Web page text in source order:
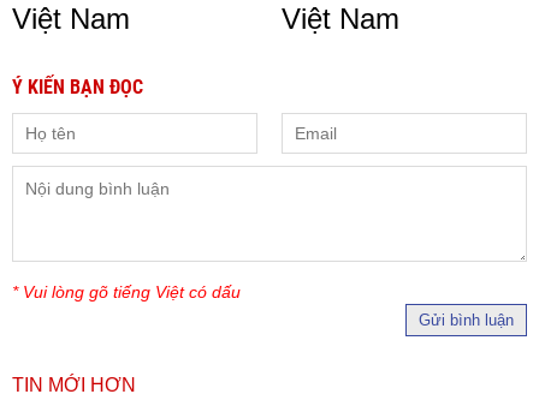
Việt Nam
Việt Nam
Ý KIẾN BẠN ĐỌC
* Vui lòng gõ tiếng Việt có dấu
Gửi bình luận
TIN MỚI HƠN